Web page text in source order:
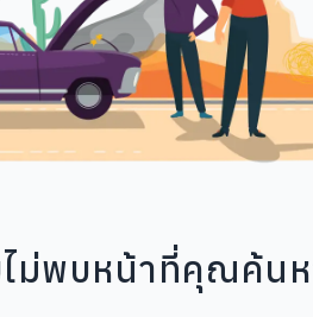
ไม่พบหน้าที่คุณค้น